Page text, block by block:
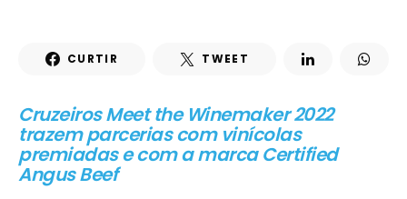
CURTIR TWEET
Cruzeiros Meet the Winemaker 2022
trazem parcerias com vinícolas
premiadas e com a marca Certified
Angus Beef